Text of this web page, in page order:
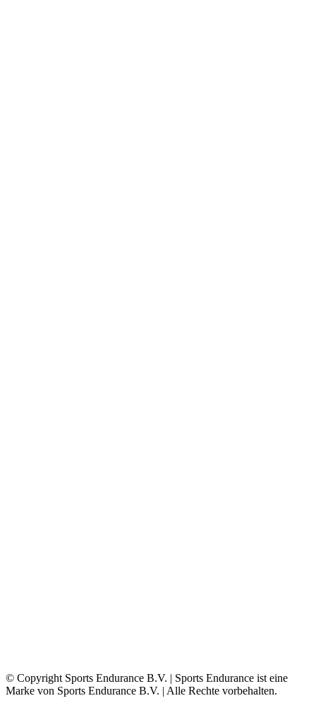
© Copyright Sports Endurance B.V. | Sports Endurance ist eine
Marke von Sports Endurance B.V. | Alle Rechte vorbehalten.